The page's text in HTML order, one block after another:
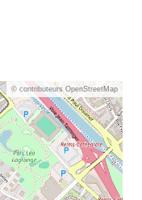
© contributeurs OpenStreetMap